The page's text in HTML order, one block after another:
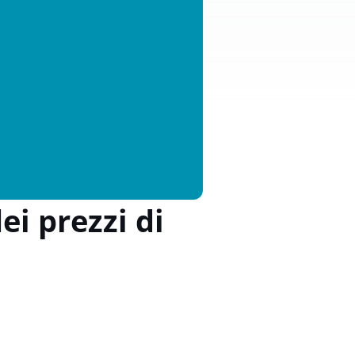
prezzi di